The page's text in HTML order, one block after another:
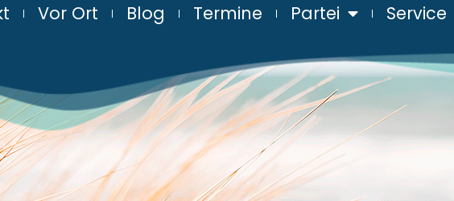
Vor Ort Blog Termine Partei Service